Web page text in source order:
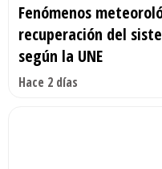
Fenómenos
recuperación del
según la UNE
Hace 2 días